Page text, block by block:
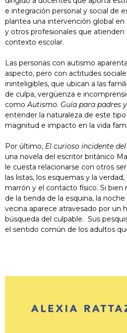
e integración personal y social de
plantea una intervención global en
y otros profesionales que atienden
contexto escolar.
Las personas con autismo
aspecto, pero con actitudes
ininteligibles, que ubican a las
de culpa, vergüenza e
comoAutismo. Guía para padres
entender la naturaleza de este
magnitud e impacto en la vida
Por último, El curioso incidente
una novela del escritor británico
le cuesta relacionarse con otros
las listas, los esquemas y la
marrón y el contacto físico. Si bien
de la tienda de la esquina, la
vecina aparece atravesado por un
búsqueda del culpable. Sus
el sentido común de los adultos